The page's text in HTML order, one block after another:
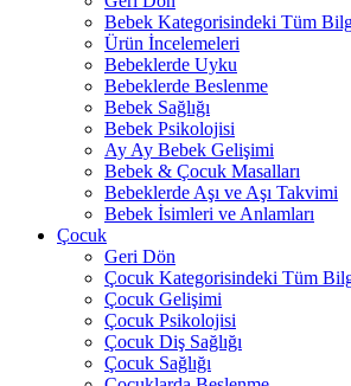
Bebek Kategorisindeki Tüm
Ürün İncelemeleri
Bebeklerde Uyku
Bebeklerde Beslenme
Bebek Sağlığı
Bebek Psikolojisi
Ay Ay Bebek Gelişimi
Bebek & Çocuk Masalları
Bebeklerde Aşı ve Aşı Takvimi
Bebek İsimleri ve Anlamları
Çocuk
Geri Dön
Çocuk Kategorisindeki Tüm
Çocuk Gelişimi
Çocuk Psikolojisi
Çocuk Diş Sağlığı
Çocuk Sağlığı